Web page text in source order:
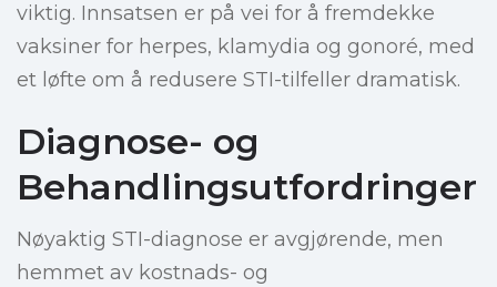
viktig. Innsatsen er på vei for å fremdekke
vaksiner for herpes, klamydia og gonoré, med
et løfte om å redusere STI-tilfeller dramatisk.
Diagnose- og
Behandlingsutfordringer
Nøyaktig STI-diagnose er avgjørende, men
hemmet av kostnads- og